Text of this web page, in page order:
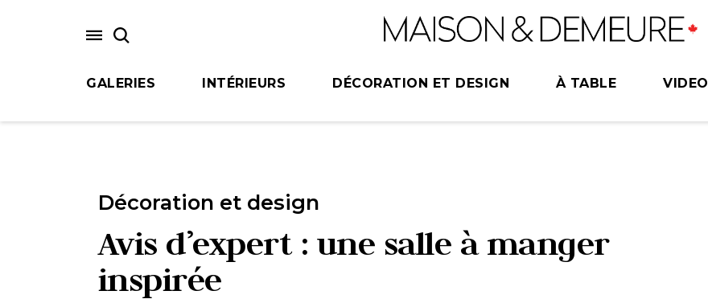
GALERIES INTÉRIEURS DÉCORATION ET DESIGN À TABLE VIDEO
Décoration et design
Avis d’expert : une salle à manger
inspirée